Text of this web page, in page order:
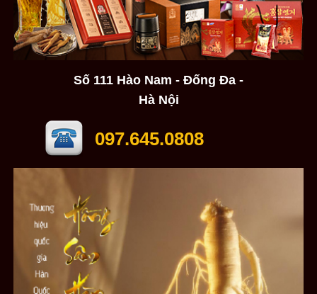
Số 111 Hào Nam - Đống Đa -
Hà Nội
097.645.0808